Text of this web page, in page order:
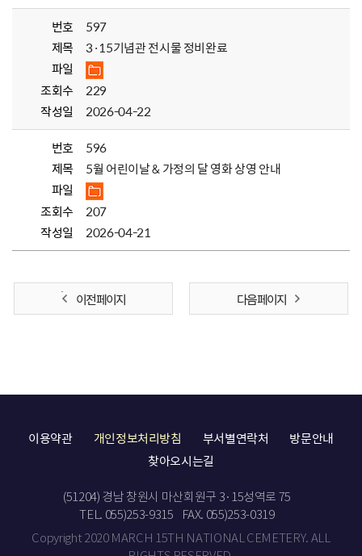
번호
597
제목
3·15기념관 전시물 정비완료
파일
조회수
229
작성일
2026-04-22
번호
596
제목
5월 어린이날 & 가정의 달 영화 상영 안내
파일
조회수
207
작성일
2026-04-21
이전 페이지 다음 페이지
이용약관 개인정보처리방침 부서별연락처
방문안내
찾아오시는길
(51204) 경남 창원시 마산회원구 3·15성역로 75
TEL. 055)253-9315
FAX. 055)253-0319
Copyright 2020 MARCH 15TH NATIONAL CEMETERY. ALL